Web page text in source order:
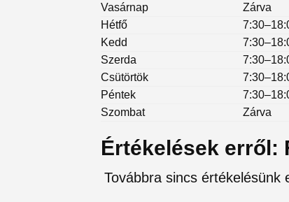
Vasárnap
Zárva
Hétfő
Kedd
Szerda
Csütörtök
Péntek
Szombat
Zárva
Értékelések erről:
Továbbra sincs